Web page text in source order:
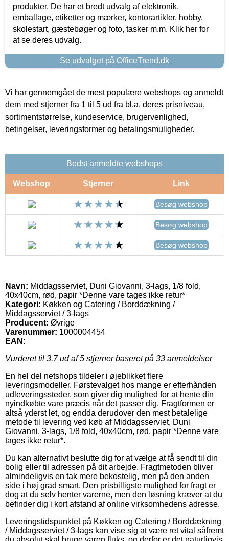
produkter. De har et bredt udvalg af elektronik,
emballage, etiketter og mærker, kontorartikler, hobby,
skolestart, gæstebøger og foto, tasker m.m. Klik her for
at se deres udvalg.
Se udvalget på OfficeTrend.dk
Vi har gennemgået de mest populære webshops og anmeldt
dem med stjerner fra 1 til 5 ud fra bl.a. deres prisniveau,
sortimentstørrelse, kundeservice, brugervenlighed,
betingelser, leveringsformer og betalingsmuligheder.
Bedst anmeldte webshops
Webshop Stjerner Link
Besøg webshop
Besøg webshop
Besøg webshop
Navn: Middagsserviet, Duni Giovanni, 3-lags, 1/8 fold,
40x40cm, rød, papir *Denne vare tages ikke retur*
Kategori: Køkken og Catering / Borddækning /
Middagsserviet / 3-lags
Producent: Øvrige
Varenummer: 1000004454
EAN:
Vurderet til 3.7ud af 5 stjerner baseret på 33 anmeldelser
En hel del netshops tildeler i øjeblikket flere
leveringsmodeller. Førstevalget hos mange er efterhånden
udleveringssteder, som giver dig mulighed for at hente din
nyindkøbte vare præcis når det passer dig. Fragtformen er
altså yderst let, og endda derudover den mest betalelige
metode til levering ved køb af Middagsserviet, Duni
Giovanni, 3-lags, 1/8 fold, 40x40cm, rød, papir *Denne vare
tages ikke retur*.
Du kan alternativt beslutte dig for at vælge at få sendt til din
bolig eller til adressen på dit arbejde. Fragtmetoden bliver
almindeligvis en tak mere bekostelig, men på den anden
side i høj grad smart. Den prisbilligste mulighed for fragt er
dog at du selv henter varerne, men den løsning kræver at du
befinder dig i kort afstand af online virksomhedens adresse.
Leveringstidspunktet på Køkken og Catering / Borddækning
/ Middagsserviet / 3-lags kan vise sig at være ret vital såfremt